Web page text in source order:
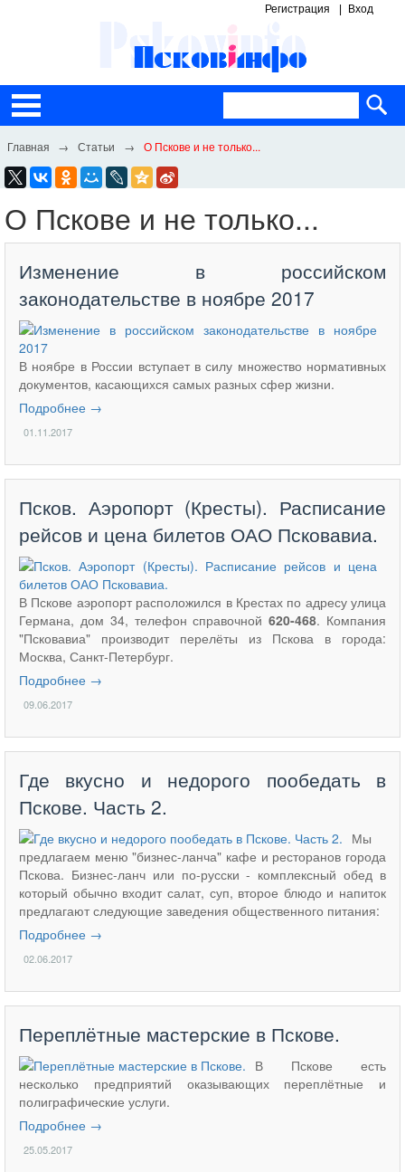
Регистрация Вход
Статьи О Пскове и не только...
О Пскове и не только...
Изменение в российском
законодательстве в ноябре 2017
В ноябре в России вступает в силу множество нормативных
документов, касающихся самых разных сфер жизни.
Подробнее →
01.11.2017
Псков. Аэропорт (Кресты). Расписание
рейсов и цена билетов ОАО Псковавиа.
В Пскове аэропорт расположился в Крестах по адресу улица
Германа, дом 34, телефон справочной620-468. Компания
"Псковавиа" производит перелёты из Пскова в города:
Москва, Санкт-Петербург.
Подробнее →
09.06.2017
Где вкусно и недорого пообедать в
Пскове. Часть 2.
Мы
предлагаем меню "бизнес-ланча" кафе и ресторанов города
Пскова. Бизнес-ланч или по-русски - комплексный обед в
который обычно входит салат, суп, второе блюдо и напиток
предлагают следующие заведения общественного питания:
Подробнее →
02.06.2017
Переплётные мастерские в Пскове.
В Пскове есть
несколько предприятий оказывающих переплётные и
полиграфические услуги.
Подробнее →
25.05.2017